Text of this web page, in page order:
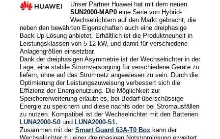
Fachwissen
Kontakt
News
Newsmeldungen
Newsletter
Jobs/Studien
Unser Partner Huawei hat mit dem neuen
SUN2000-MAP0 eine Serie von Hybrid-
Wechselrichtern auf den Markt gebracht, die
neben den bewährten Eigenschaften auch eine dreiphasige
Back-Up-Lösung anbietet. Erhältlich ist die Produktneuheit in
Leistungsklassen von 5-12 kW, und damit für verschiedene
Anlagengrößen einsetzbar.
Dank der dreiphasigen Asymmetrie ist der Wechselrichter in der
Lage, eine stabile Stromversorgung für verschiedene Geräte zu
liefern, ohne auf das Stromnetz angewiesen zu sein. Durch die
Optimierung der Leistungszuweisung verbessert sich die
Effizienz der Energienutzung. Die Möglichkeit zur
Speichererweiterung erlaubt es, bei Bedarf überschüssige
Energie zu speichern und diese nachts oder bei Stromausfällen
zu nutzen. Kompatibel ist der Wechselrichter mit den Batterien
LUNA2000-S0 und LUNA2000-S1.
Zusammen mit der Smart Guard 63A-T0 Box kann der